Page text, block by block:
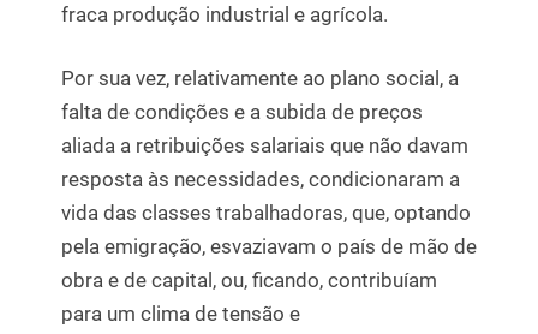
fraca produção industrial e agrícola.
Por sua vez, relativamente ao plano social, a
falta de condições e a subida de preços
aliada a retribuições salariais que não davam
resposta às necessidades, condicionaram a
vida das classes trabalhadoras, que, optando
pela emigração, esvaziavam o país de mão de
obra e de capital, ou, ficando, contribuíam
para um clima de tensão e